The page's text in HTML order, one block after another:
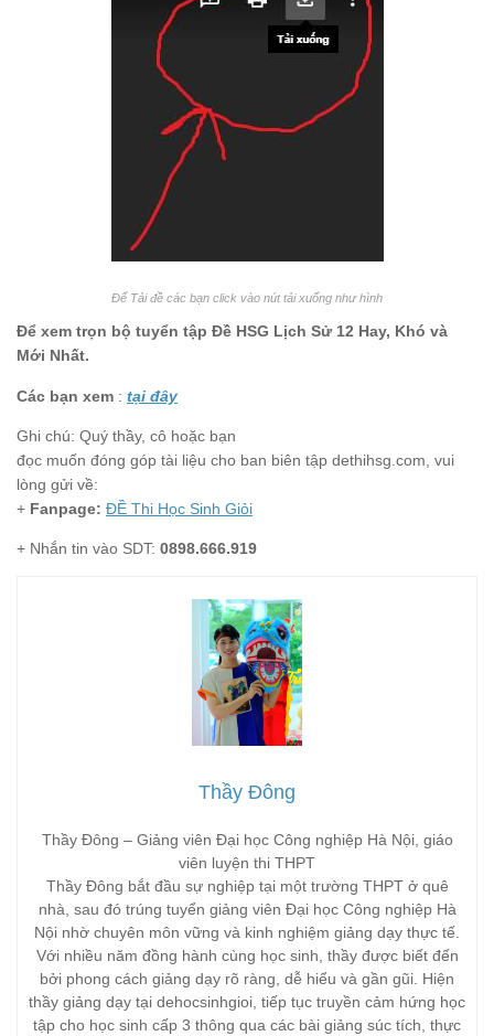
Để Tải đề các bạn click vào nút tải xuống như hình
Để xem trọn bộ tuyển tập Đề HSG Lịch Sử 12 Hay, Khó và
Mới Nhất.
Các bạn xem : tại đây
Ghi chú: Quý thầy, cô hoặc bạn
đọc muốn đóng góp tài liệu cho ban biên tập dethihsg.com, vui
lòng gửi về:
+ Fanpage: ĐỀ Thi Học Sinh Giỏi
+ Nhắn tin vào SDT: 0898.666.919
Thầy Đông
Thầy Đông – Giảng viên Đại học Công nghiệp Hà Nội, giáo
viên luyện thi THPT
Thầy Đông bắt đầu sự nghiệp tại một trường THPT ở quê
nhà, sau đó trúng tuyển giảng viên Đại học Công nghiệp Hà
Nội nhờ chuyên môn vững và kinh nghiệm giảng dạy thực tế.
Với nhiều năm đồng hành cùng học sinh, thầy được biết đến
bởi phong cách giảng dạy rõ ràng, dễ hiểu và gần gũi. Hiện
thầy giảng dạy tại dehocsinhgioi, tiếp tục truyền cảm hứng học
tập cho học sinh cấp 3 thông qua các bài giảng súc tích, thực